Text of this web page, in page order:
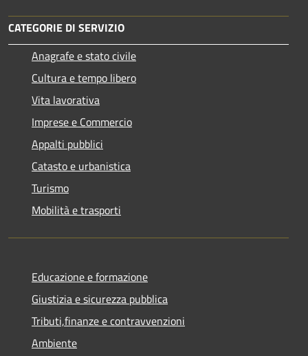
CATEGORIE DI SERVIZIO
Anagrafe e stato civile
Cultura e tempo libero
Vita lavorativa
Imprese e Commercio
Appalti pubblici
Catasto e urbanistica
Turismo
Mobilità e trasporti
Educazione e formazione
Giustizia e sicurezza pubblica
Tributi,finanze e contravvenzioni
Ambiente